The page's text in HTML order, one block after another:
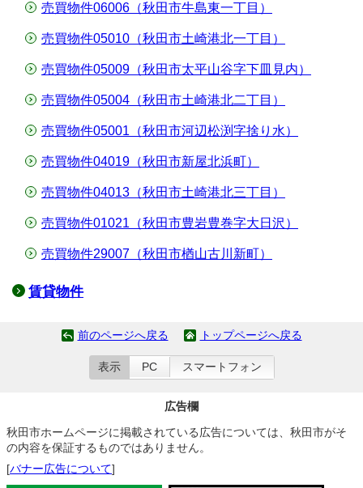
売買物件06006（秋田市牛島東一丁目）
売買物件05010（秋田市土崎港北一丁目）
売買物件05009（秋田市太平山谷字下皿見内）
売買物件05004（秋田市土崎港北二丁目）
売買物件05001（秋田市河辺松渕字捨り水）
売買物件04019（秋田市新屋北浜町）
売買物件04013（秋田市土崎港北三丁目）
売買物件01021（秋田市豊岩豊巻字大日沢）
売買物件29007（秋田市楢山古川新町）
賃貸物件
前のページへ戻る トップページへ戻る
表示 PC スマートフォン
広告欄
秋田市ホームページに掲載されている広告については、秋田市がそ
の内容を保証するものではありません。
[バナー広告について]